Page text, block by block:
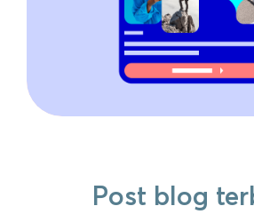
Post blog